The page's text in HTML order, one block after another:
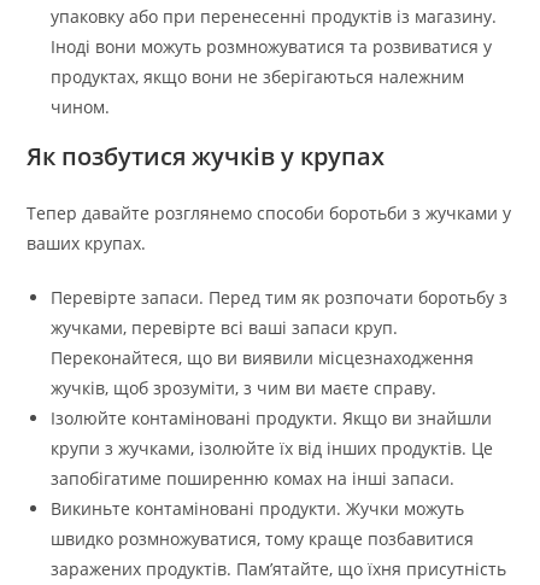
упаковку або при перенесенні продуктів із магазину.
Іноді вони можуть розмножуватися та розвиватися у
продуктах, якщо вони не зберігаються належним
чином.
Як позбутися жучків у крупах
Тепер давайте розглянемо способи боротьби з жучками у
ваших крупах.
Перевірте запаси. Перед тим як розпочати боротьбу з
жучками, перевірте всі ваші запаси круп.
Переконайтеся, що ви виявили місцезнаходження
жучків, щоб зрозуміти, з чим ви маєте справу.
Ізолюйте контаміновані продукти. Якщо ви знайшли
крупи з жучками, ізолюйте їх від інших продуктів. Це
запобігатиме поширенню комах на інші запаси.
Викиньте контаміновані продукти. Жучки можуть
швидко розмножуватися, тому краще позбавитися
заражених продуктів. Пам’ятайте, що їхня присутність